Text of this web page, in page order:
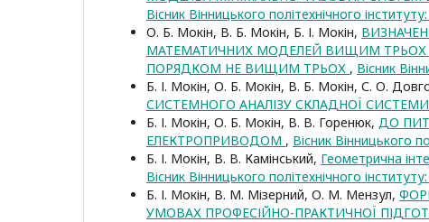
Вісник Вінницького політехнічного
О. Б. Мокін, В. Б. Мокін, Б. І. Мокін,
МАТЕМАТИЧНИХ МОДЕЛЕЙ ВИЩИМ
ПОРЯДКОМ НЕ ВИЩИМ ТРЬОХ , Вісник
Б. І. Мокін, О. Б. Мокін, В. Б. Мокін, С. О.
СИСТЕМНОГО АНАЛІЗУ СКЛАДНОЇ СИСТЕМИ
Б. І. Мокін, О. Б. Мокін, В. В. Горенюк, ДО
ЕЛЕКТРОПРИВОДОМ , Вісник Вінницького
Б. І. Мокін, В. В. Камінський, Геометрична
Вісник Вінницького політехнічного
Б. І. Мокін, В. М. Мізерний, О. М. Мензул,
УМОВАХ ПРОФЕСІЙНО-ПРАКТИЧНОЇ